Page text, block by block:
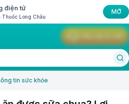
điện tử
Long Châu
MỞ
tin sức khỏe